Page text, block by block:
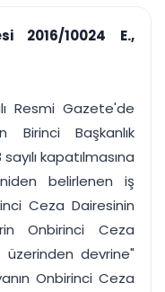
takibi
hepsi bir arada.
Ücretsiz Başlayın
2016/10024 E.,
Resmi Gazete'de
Birinci Başkanlık
kapatılmasına
belirlenen iş
Ceza Dairesinin
Onbirinci Ceza
üzerinden devrine"
Onbirinci Ceza